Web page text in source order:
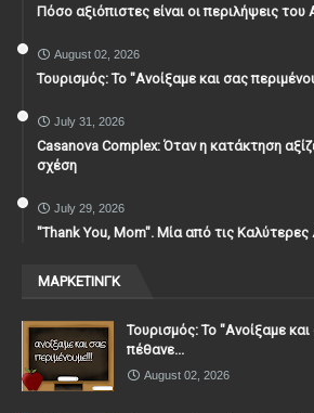
Πόσο αξιόπιστες είναι οι περιλήψεις του
August 02, 2026
Τουρισμός: Το "Ανοίξαμε και σας
July 31, 2026
Casanova Complex: Όταν η κατάκτηση
σχέση
July 29, 2026
"Thank You, Mοm". Μία από τις Καλύτερες
ΜΑΡΚΕΤΙΝΓΚ
Τουρισμός: Το "Ανοίξαμε
πέθανε...
August 02, 2026